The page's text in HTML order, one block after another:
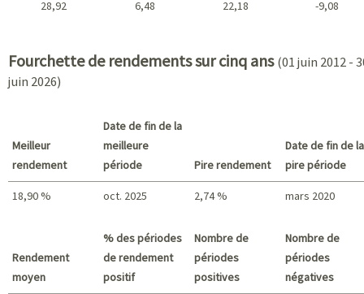
28,92 6,48 22,18 -9,08
Fourchette de rendements sur cinq ans (01 juin 2012 -
juin 2026)
Meilleur
rendement
Date de fin de la
meilleure
période
Pire rendement
Date de fin de la
pire période
18,90 % oct. 2025 2,74 % mars 2020
Rendement
moyen
% des périodes
de rendement
positif
Nombre de
périodes
positives
Nombre de
périodes
négatives